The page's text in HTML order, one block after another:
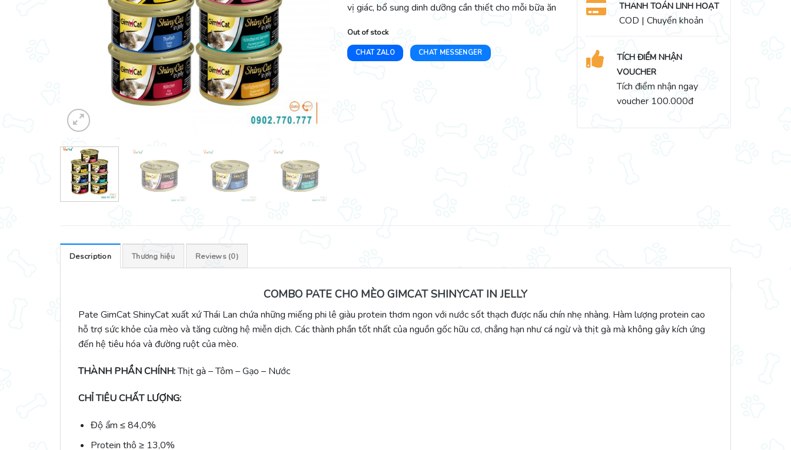
vị giác, bổ sung dinh dưỡng cần thiết cho mỗi bữa ăn
Out of stock
CHAT ZALO CHAT MESSENGER
THANH TOÁN LINH HOẠT
COD | Chuyển khoản
TÍCH ĐIỂM NHẬN
VOUCHER
Tích điểm nhận ngay
voucher 100.000đ
Description Thương hiệu Reviews (0)
COMBO PATE CHO MÈO GIMCAT SHINYCAT IN JELLY
Pate GimCat ShinyCat xuất xứ Thái Lan chứa những miếng phi lê giàu protein thơm ngon với nước sốt thạch được nấu chín nhẹ nhàng. Hàm lượng protein cao
hỗ trợ sức khỏe của mèo và tăng cường hệ miễn dịch. Các thành phần tốt nhất của nguồn gốc hữu cơ, chẳng hạn như cá ngừ và thịt gà mà không gây kích ứng
đến hệ tiêu hóa và đường ruột của mèo.
THÀNH PHẦN CHÍNH:Thịt gà – Tôm – Gạo – Nước
CHỈ TIÊU CHẤT LƯỢNG:
Độ ẩm ≤ 84,0%
Protein thô ≥ 13,0%